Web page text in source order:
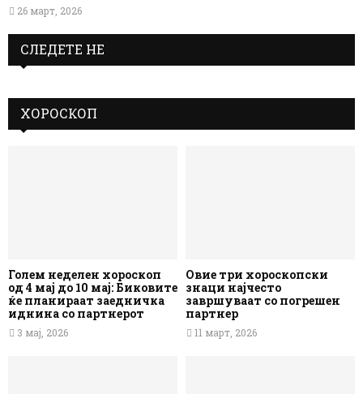
26 март, 2026
СЛЕДЕТЕ НЕ
ХОРОСКОП
Голем неделен хороскоп
од 4 мај до 10 мај: Биковите
ќе планираат заедничка
иднина со партнерот
3 мај, 2026
Овие три хороскопски
знаци најчесто
завршуваат со погрешен
партнер
11 март, 2026